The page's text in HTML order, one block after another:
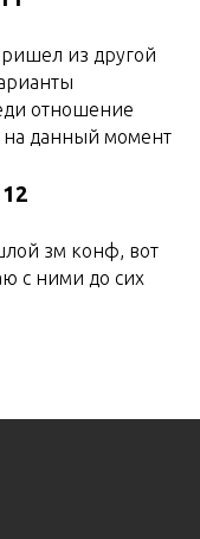
из другой
отношение
на данный момент
зм конф, вот
с ними до сих